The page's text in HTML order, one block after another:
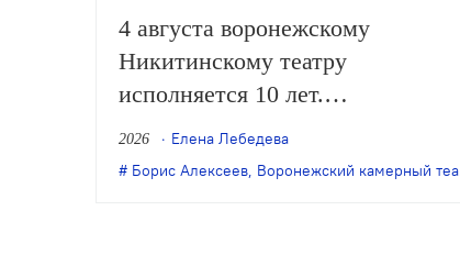
4 августа воронежскому
Никитинскому театру
исполняется 10 лет.
Независимый, с маленькой
труппой, он все очевиднее
2026
Елена Лебедева
Борис Алексеев, Воронежский камерный театр